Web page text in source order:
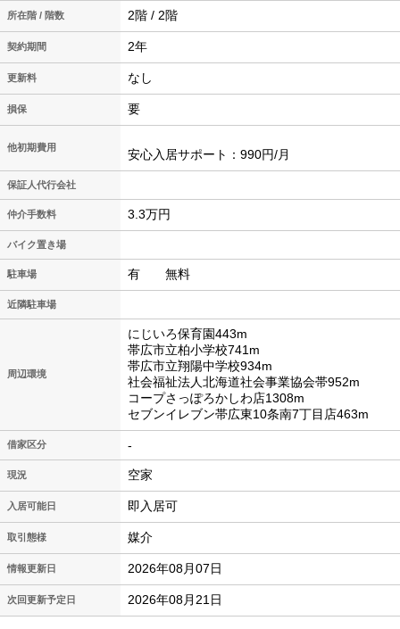
所在階 / 階数 2階 / 2階
契約期間 2年
更新料 なし
損保 要
他初期費用 安心入居サポート：990円/月
保証人代行会社
仲介手数料 3.3万円
バイク置き場
駐車場 有 無料
近隣駐車場
周辺環境
にじいろ保育園443m
帯広市立柏小学校741m
帯広市立翔陽中学校934m
社会福祉法人北海道社会事業協会帯952m
コープさっぽろかしわ店1308m
セブンイレブン帯広東10条南7丁目店463m
借家区分 -
現況 空家
入居可能日 即入居可
取引態様 媒介
情報更新日 2026年08月07日
次回更新予定日 2026年08月21日